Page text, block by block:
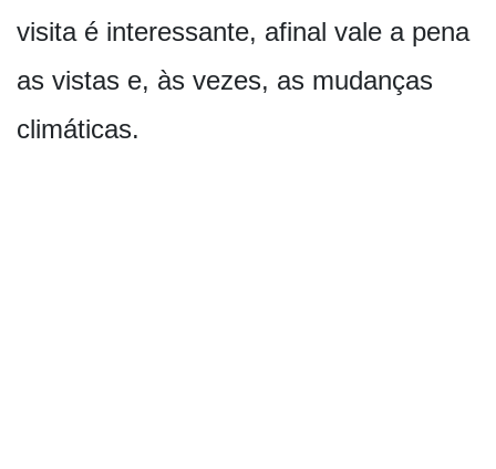
visita é interessante, afinal vale a pena
as vistas e, às vezes, as mudanças
climáticas.